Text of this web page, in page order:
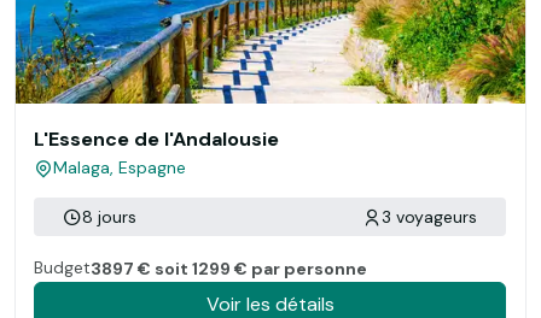
L'Essence de l'Andalousie
Malaga, Espagne
8 jours 3 voyageurs
Budget3897 € soit 1299 € par personne
Voir les détails